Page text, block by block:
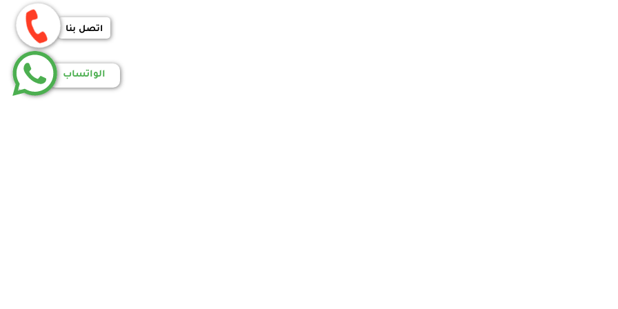
اتصل بنا
الواتساب